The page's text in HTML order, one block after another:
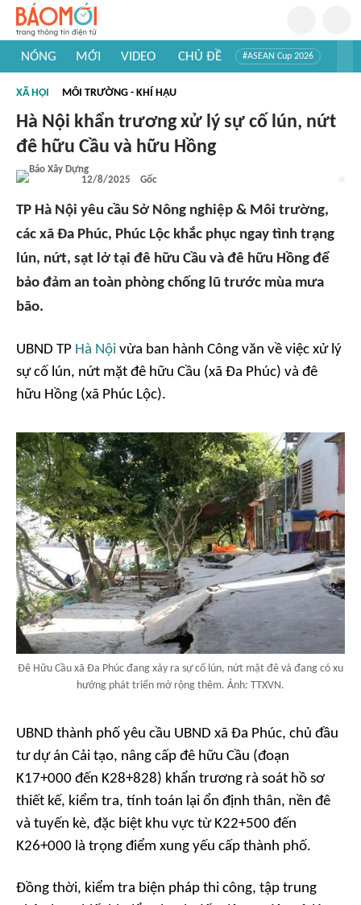
NÓNG MỚI VIDEO CHỦ ĐỀ #ASEAN Cup 2026
#Khám phá thế giới
XÃ HỘI MÔI TRƯỜNG - KHÍ HẬU
Hà Nội khẩn trương xử lý sự cố lún, nứt
đê hữu Cầu và hữu Hồng
12/8/2025 Gốc
TP Hà Nội yêu cầu Sở Nông nghiệp & Môi trường,
các xã Đa Phúc, Phúc Lộc khắc phục ngay tình trạng
lún, nứt, sạt lở tại đê hữu Cầu và đê hữu Hồng để
bảo đảm an toàn phòng chống lũ trước mùa mưa
bão.
UBND TP Hà Nội vừa ban hành Công văn về việc xử lý
sự cố lún, nứt mặt đê hữu Cầu (xã Đa Phúc) và đê
hữu Hồng (xã Phúc Lộc).
Đê Hữu Cầu xã Đa Phúc đang xảy ra sự cố lún, nứt mặt đê và đang có xu
hướng phát triển mở rộng thêm. Ảnh: TTXVN.
UBND thành phố yêu cầu UBND xã Đa Phúc, chủ đầu
tư dự án Cải tạo, nâng cấp đê hữu Cầu (đoạn
K17+000 đến K28+828) khẩn trương rà soát hồ sơ
thiết kế, kiểm tra, tính toán lại ổn định thân, nền đê
và tuyến kè, đặc biệt khu vực từ K22+500 đến
K26+000 là trọng điểm xung yếu cấp thành phố.
Đồng thời, kiểm tra biện pháp thi công, tập trung